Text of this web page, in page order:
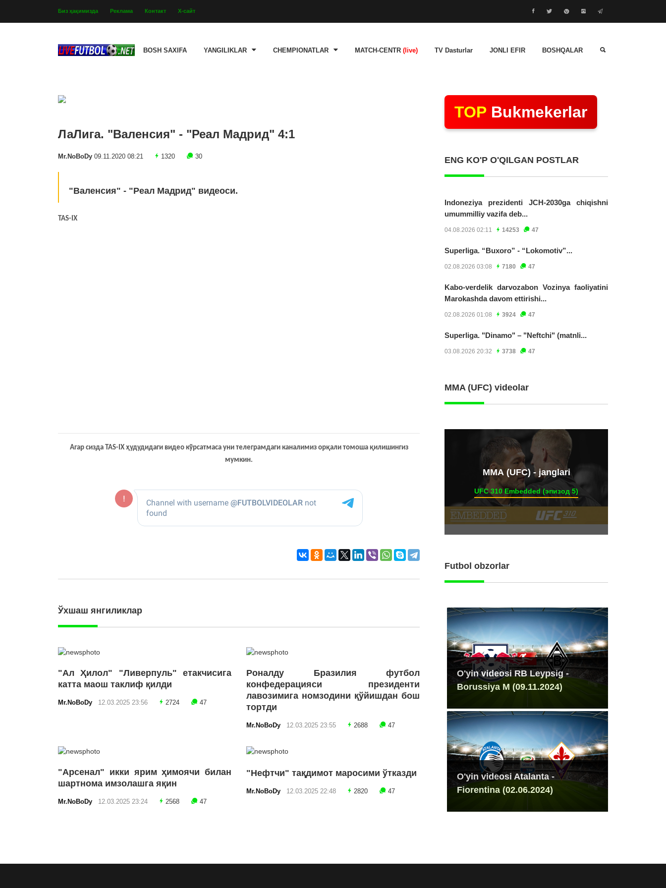
Биз ҳақимизда Реклама Контакт Х-сайт
BOSH SAXIFA YANGILIKLAR CHEMPIONATLAR MATCH-CENTR (live) TV Dasturlar JONLI EFIR BOSHQALAR
ЛаЛига. "Валенсия" - "Реал Мадрид" 4:1
Mr.NoBoDy 09.11.2020 08:21 1320 30
"Валенсия" - "Реал Мадрид" видеоси.
TAS-IX
Агар сизда TAS-IX ҳудудидаги видео кўрсатмаса уни телеграмдаги каналимиз орқали томоша қилишингиз
мумкин.
Ўхшаш янгиликлар
"Ал Ҳилол" "Ливерпуль" етакчисига
катта маош таклиф қилди
Mr.NoBoDy 12.03.2025 23:56 2724 47
Роналду Бразилия футбол
конфедерацияси президенти
лавозимига номзодини қўйишдан бош
тортди
Mr.NoBoDy 12.03.2025 23:55 2688 47
"Арсенал" икки ярим ҳимоячи билан
шартнома имзолашга яқин
Mr.NoBoDy 12.03.2025 23:24 2568 47
"Нефтчи" тақдимот маросими ўтказди
Mr.NoBoDy 12.03.2025 22:48 2820 47
TOP Bukmekerlar
ENG KO'P O'QILGAN POSTLAR
Indoneziya prezidenti JCH-2030ga chiqishni
umummilliy vazifa deb...
04.08.2026 02:11 14253 47
Superliga. “Buxoro” - “Lokomotiv”...
02.08.2026 03:08 7180 47
Kabo-verdelik darvozabon Vozinya faoliyatini
Marokashda davom ettirishi...
02.08.2026 01:08 3924 47
Superliga. "Dinamo" – "Neftchi" (matnli...
03.08.2026 20:32 3738 47
MMA (UFC) videolar
ММА (UFC) - janglari
UFC 310 Embedded (эпизод 5)
Futbol obzorlar
O'yin videosi RB Leypsig -
Borussiya M (09.11.2024)
O'yin videosi Atalanta -
Fiorentina (02.06.2024)